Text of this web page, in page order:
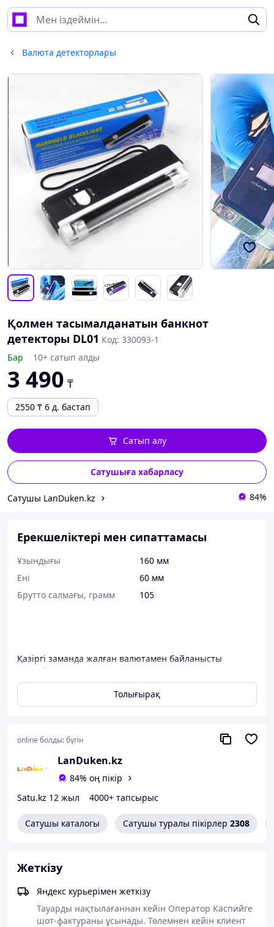
Валюта детекторлары
Қолмен тасымалданатын банкнот
детекторы DL01 Код: 330093-1
Бар
10+ сатып алды
3 490 ₸
2550 ₸ 6 д. бастап
Сатып алу
Сатушыға хабарласу
Сатушы LanDuken.kz 84%
Ерекшеліктері мен сипаттамасы
Ұзындығы
160 мм
Ені
60 мм
Брутто салмағы, грамм
105
Қазіргі заманда жалған валютамен байланысты
жағдайлар жиілеп кетті. Нағыз купюраны жалғаннан
бірден ажырату әрқашан мүмкін емес. Алаяқтардың
құрбаны болмас үшін сізге HANDHELD BLACKLIGHT DL01
қалталы ақша детекторын ұсынамыз. Бұл өте ыңғайлы
жағдайларда сіз шотты тексеріп, сабырлы бола аласыз!
Алданып қалмаңыздар!
Толық ақпарат алу үшін келесі телефондар арқылы
бізге хабарласыңыз +7 (777) 200-61-88, +7 777 2006181
Құрметпен, компания LanDuken.kz !
Толығырақ
online болды:бүгін
LanDuken.kz
84% оң пікір
Satu.kz 12 жыл
4000+ тапсырыс
Сатушы каталогы Сатушы туралы пікірлер 2308
Жеткізу
Яндекс курьерімен жеткізу
Тауарды нақтылағаннан кейін Оператор Каспийге
шот-фактураны ұсынады. Төлемнен кейін клиент